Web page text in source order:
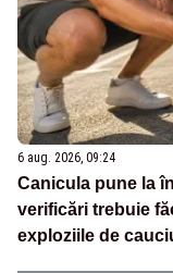
6 aug. 2026, 09:24
Canicula pune la
verificări trebuie
exploziile de